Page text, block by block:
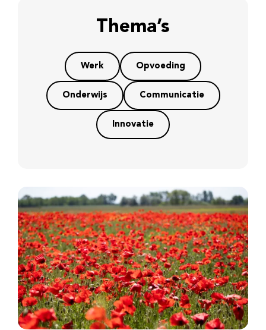
Thema’s
Werk Opvoeding
Onderwijs Communicatie
Innovatie